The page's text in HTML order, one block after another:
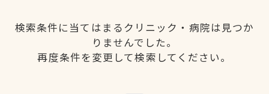
検索条件に当てはまるクリニック・病院は見つか
りませんでした。
再度条件を変更して検索してください。